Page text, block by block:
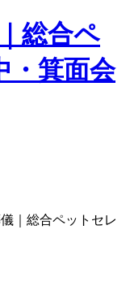
｜総合ペットセレ